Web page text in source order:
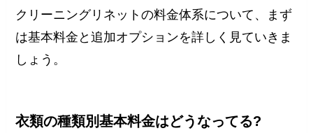
クリーニングリネットの料金体系について、まず
は基本料金と追加オプションを詳しく見ていきま
しょう。
衣類の種類別基本料金はどうなってる?